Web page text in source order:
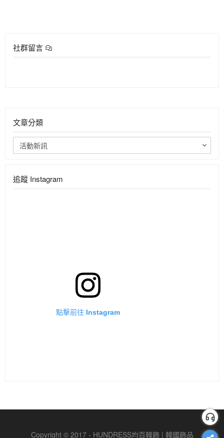
社群留言
文章分類
活動新訊
追蹤 Instagram
點擊前往 Instagram
Copyright © 2017 - HUNDRESS均百韓飾 | 韓國飾品